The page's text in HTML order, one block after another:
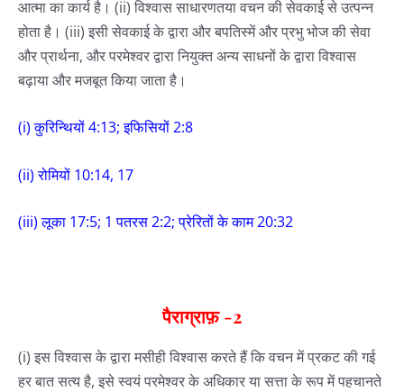
आत्मा का कार्य है। (ii) विश्वास साधारणतया वचन की सेवकाई से उत्पन्न
होता है। (iii) इसी सेवकाई के द्वारा और बपतिस्में और प्रभु भोज की सेवा
और प्रार्थना, और परमेश्वर द्वारा नियुक्त अन्य साधनों के द्वारा विश्वास
बढ़ाया और मजबूत किया जाता है।
(i) कुरिन्थियों 4:13; इफिसियों 2:8
(ii) रोमियों 10:14, 17
(iii) लूका 17:5; 1 पतरस 2:2; प्रेरितों के काम 20:32
पैराग्राफ़-2
(i) इस विश्वास के द्वारा मसीही विश्वास करते हैं कि वचन में प्रकट की गई
हर बात सत्य है, इसे स्वयं परमेश्वर के अधिकार या सत्ता के रूप में पहचानते